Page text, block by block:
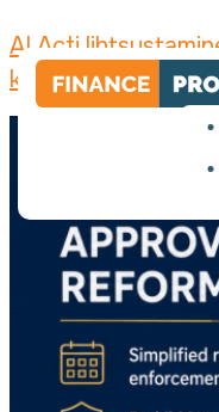
AI Acti
keeld ELis